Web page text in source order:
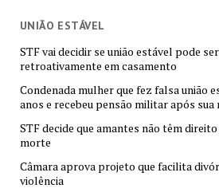
UNIÃO ESTÁVEL
STF vai decidir se união estável pode
retroativamente em casamento
Condenada mulher que fez falsa união
anos e recebeu pensão militar após sua
STF decide que amantes não têm
morte
Câmara aprova projeto que facilita
violência